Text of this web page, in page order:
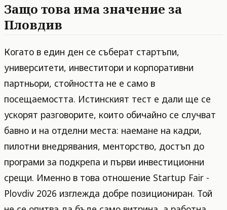
Защо това има значение за
Пловдив
Когато в един ден се съберат стартъпи,
университети, инвеститори и корпоративни
партньори, стойността не е само в
посещаемостта. Истинският тест е дали ще се
ускорят разговорите, които обичайно се случват
бавно и на отделни места: наемане на кадри,
пилотни внедрявания, менторство, достъп до
програми за подкрепа и първи инвестиционни
срещи. Именно в това отношение Startup Fair -
Plovdiv 2026 изглежда добре позициониран. Той